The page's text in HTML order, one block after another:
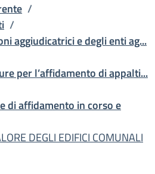
/
/
aggiudicatrici e degli enti ag...
per l’affidamento di appalti...
di affidamento in corso e
DEGLI EDIFICI COMUNALI